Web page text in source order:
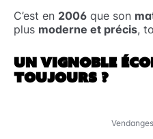
C’est en 2006 que son
plus moderne et précis,
UN VIGNOBLE
TOUJOURS ?